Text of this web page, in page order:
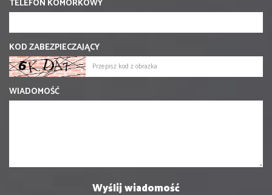
TELEFON KOMÓRKOWY
KOD ZABEZPIECZAJĄCY
WIADOMOŚĆ